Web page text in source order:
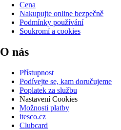
Cena
Nakupujte online bezpečně
Podmínky používání
Soukromí a cookies
O nás
Přístupnost
Podívejte se, kam doručujeme
Poplatek za službu
Nastavení Cookies
Možnosti platby
itesco.cz
Clubcard